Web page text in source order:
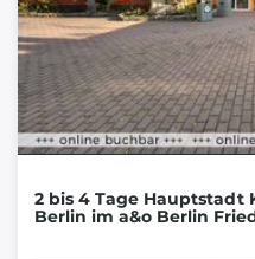
2 bis 4 Tage Hauptstadt
Berlin im a&o Berlin